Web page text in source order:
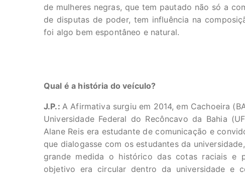
de mulheres negras, que tem pautado não só a
de disputas de poder, tem influência na
foi algo bem espontâneo e natural.
Qual é a história do veículo?
J.P.: A Afirmativa surgiu em 2014, em Cachoeira
Universidade Federal do Recôncavo da Bahia
Alane Reis era estudante de comunicação e
que dialogasse com os estudantes da
grande medida o histórico das cotas raciais e
objetivo era circular dentro da universidade e